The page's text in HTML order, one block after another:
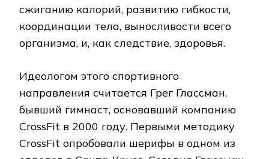
сжиганию калорий, развитию гибкости,
координации тела, выносливости всего
организма, и, как следствие, здоровья.
Идеологом этого спортивного
направления считается Грег Глассман,
бывший гимнаст, основавший компанию
CrossFit в 2000 году. Первыми методику
CrossFit опробовали шерифы в одном из